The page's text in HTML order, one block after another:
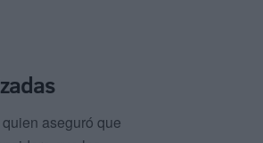
quien aseguró que